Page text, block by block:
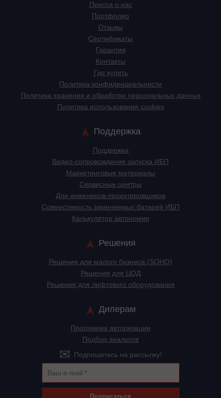
Пресса о нас
Портфолио
Отзывы
Сертификаты
Гарантия
Контакты
Где купить
Политика конфиденциальности
Политика хранения и обработки персональных данных
Политика использования cookies
Поддержка
Поддержка
Видео-сопровождение запуска ИБП
Маркетинговые материалы
Сервисные центры
Для инженеров-проектировщиков
Cовместимость заменяемых батарей ИБП
Калькулятор автономии
Решения
Решения для малого бизнеса (SOHO)
Решения для ЦОД
Решения для лифтового оборудования
Дилерам
Программа авторизации
Подбор аналогов
Подпишитесь на рассылку!
Подписаться